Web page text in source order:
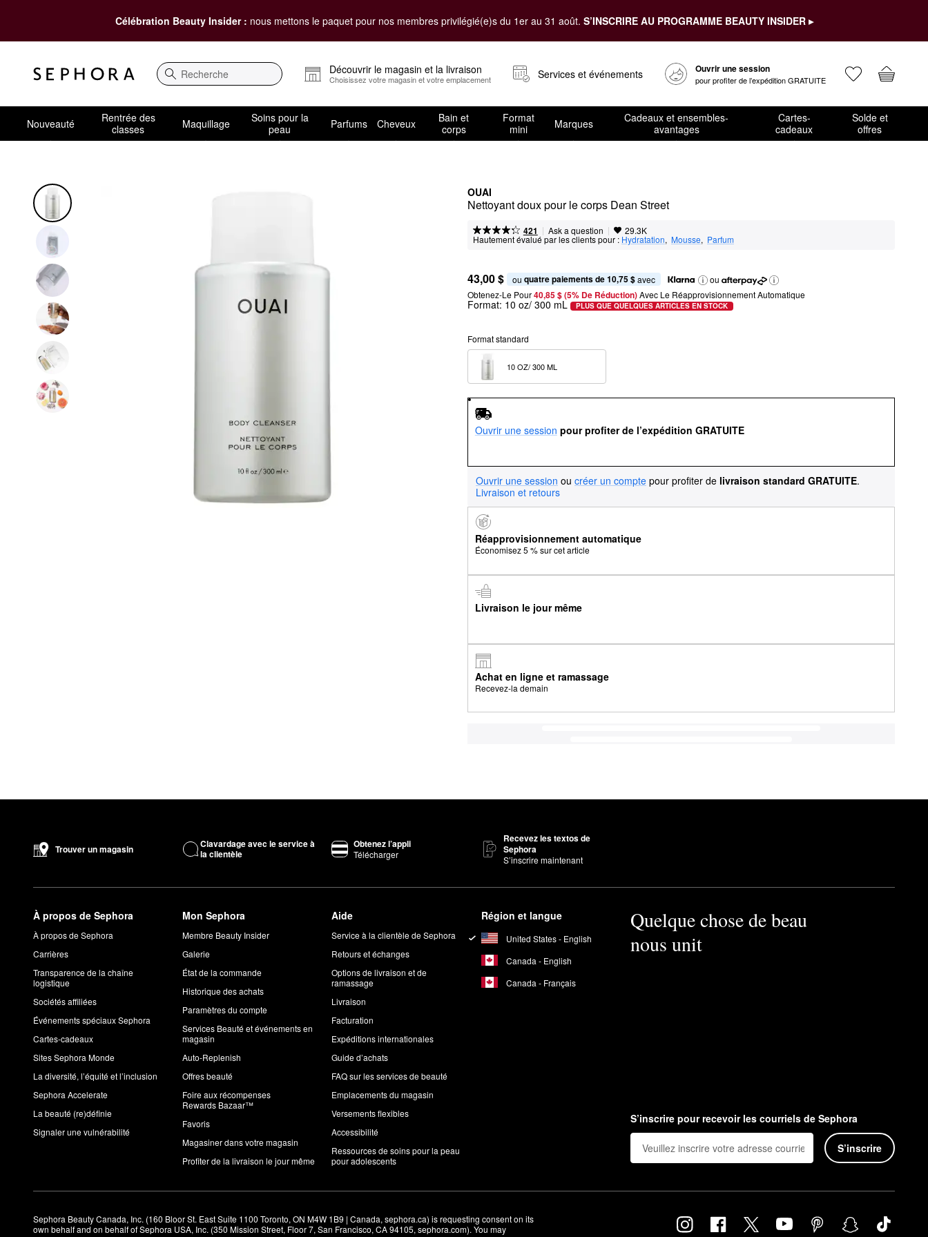
Célébration Beauty Insider : nous mettons le paquet pour nos membres privilégié(e)s du 1er au 31 août. S’INSCRIRE AU PROGRAMME BEAUTY INSIDER ▸
Recherche
Découvrir le magasin et la livraison
Choisissez votre magasin et votre emplacement Services et événements Ouvrir une session
pour profiter de l’expédition GRATUITE
Nouveauté
Rentrée des
classes
Maquillage
Soins pour la
peau
Parfums Cheveux
Bain et
corps
Format
mini
Marques
Cadeaux et ensembles-
avantages
Cartes-
cadeaux
Solde et
offres
OUAI
Nettoyant doux pour le corps Dean Street
421 | Ask a question | 29.3K
Hautement évalué par les clients pour : Hydratation, Mousse, Parfum
43,00 $ ou quatre paiements de 10,75 $ avec
ou
Obtenez-Le Pour40,85 $ (5% De Réduction) Avec Le Réapprovisionnement Automatique
Format: 10 oz/ 300 mL PLUS QUE QUELQUES ARTICLES EN STOCK
Format standard
Ouvrir une session pour profiter de l’expédition GRATUITE
Ouvrir une session ou créer un compte pour profiter de livraison standard GRATUITE.
Livraison et retours
Réapprovisionnement automatique
Économisez 5 % sur cet article
Livraison le jour même
Achat en ligne et ramassage
Recevez-la demain
Trouver un magasin
Clavardage avec le service à
la clientèle
Obtenez l’appli
Télécharger
Recevez les textos de
Sephora
S’inscrire maintenant
À propos de Sephora
À propos de Sephora
Carrières
Transparence de la chaîne
logistique
Sociétés affiliées
Événements spéciaux Sephora
Cartes-cadeaux
Sites Sephora Monde
La diversité, l’équité et l’inclusion
Sephora Accelerate
La beauté (re)définie
Signaler une vulnérabilité
Mon Sephora
Membre Beauty Insider
Galerie
État de la commande
Historique des achats
Paramètres du compte
Services Beauté et événements en
magasin
Auto-Replenish
Offres beauté
Foire aux récompenses
Rewards Bazaar™
Favoris
Magasiner dans votre magasin
Profiter de la livraison le jour même
Aide
Service à la clientèle de Sephora
Retours et échanges
Options de livraison et de
ramassage
Livraison
Facturation
Expéditions internationales
Guide d’achats
FAQ sur les services de beauté
Emplacements du magasin
Versements flexibles
Accessibilité
Ressources de soins pour la peau
pour adolescents
Région et langue
United States - English
Canada - English
Canada - Français
Quelque chose de beau
nous unit
S’inscrire pour recevoir les courriels de Sephora
S’inscrire
Sephora Beauty Canada, Inc. (160 Bloor St. East Suite 1100 Toronto, ON M4W 1B9 | Canada, sephora.ca) is requesting consent on its
own behalf and on behalf of Sephora USA, Inc. (350 Mission Street, Floor 7, San Francisco, CA 94105, sephora.com). You may